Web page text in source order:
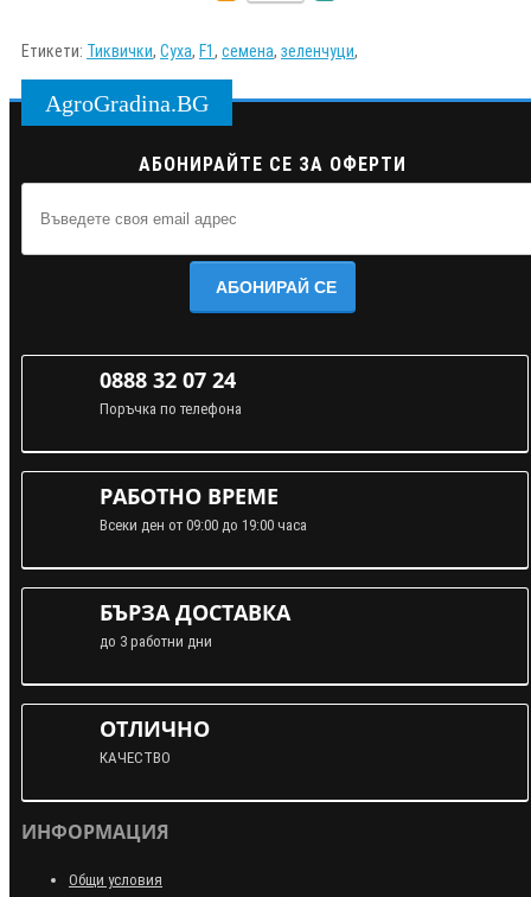
Етикети: Тиквички, Суха, F1, семена, зеленчуци,
AgroGradina.BG
АБОНИРАЙТЕ СЕ ЗА ОФЕРТИ
АБОНИРАЙ СЕ
0888 32 07 24
Поръчка по телефона
РАБОТНО ВРЕМЕ
Всеки ден от 09:00 до 19:00 часа
БЪРЗА ДОСТАВКА
до 3 работни дни
ОТЛИЧНО
КАЧЕСТВО
ИНФОРМАЦИЯ
Общи условия